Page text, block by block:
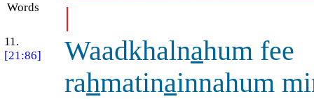
Words |
11.
[21:86]
Waadkhalnahum fee
rahmatinainnahum